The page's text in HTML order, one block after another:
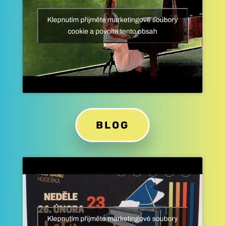
Klepnutím přijměte marketingové soubory
cookie a povolte tento obsah
BLOG
Klepnutím přijměte marketingové soubory